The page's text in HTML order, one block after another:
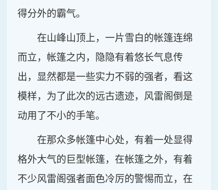
得分外的霸气。
在山峰山顶上，一片雪白的帐篷连绵
而立，帐篷之内，隐隐有着悠长气息传
出，显然都是一些实力不弱的强者，看这
模样，为了此次的远古遗迹，风雷阁倒是
动用了不小的手笔。
在那众多帐篷中心处，有着一处显得
格外大气的巨型帐篷，在帐篷之外，有着
不少风雷阁强者面色冷厉的警惕而立，在